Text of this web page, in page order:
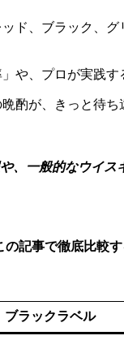
ド、ブラック、
や、プロが実践す
酌が、きっと待ち
、一般的なウイ
の記事で徹底比較
ブラックラベル